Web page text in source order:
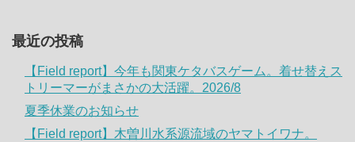
最近の投稿
【Field report】今年も関東ケタバスゲーム。着せ替えス
トリーマーがまさかの大活躍。2026/8
夏季休業のお知らせ
【Field report】木曽川水系源流域のヤマトイワナ。